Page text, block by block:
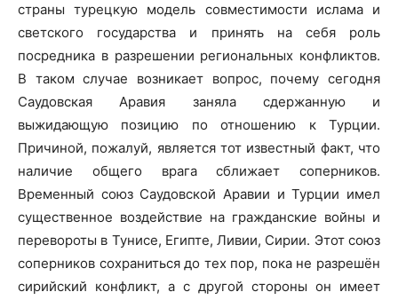
страны турецкую модель совместимости ислама и
светского государства и принять на себя роль
посредника в разрешении региональных конфликтов.
В таком случае возникает вопрос, почему сегодня
Саудовская Аравия заняла сдержанную и
выжидающую позицию по отношению к Турции.
Причиной, пожалуй, является тот известный факт, что
наличие общего врага сближает соперников.
Временный союз Саудовской Аравии и Турции имел
существенное воздействие на гражданские войны и
перевороты в Тунисе, Египте, Ливии, Сирии. Этот союз
соперников сохраниться до тех пор, пока не разрешён
сирийский конфликт, а с другой стороны он имеет